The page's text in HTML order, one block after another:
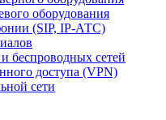
оборудования
(SIP, IP-АТС)
беспроводных сетей
доступа (VPN)
сети